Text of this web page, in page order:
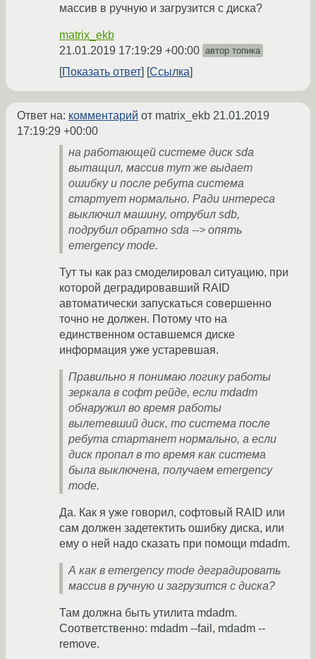
массив в ручную и загрузится с диска?
matrix_ekb
21.01.2019 17:19:29 +00:00 автор топика
Показать ответ Ссылка
Ответ на: комментарий от matrix_ekb 21.01.2019
17:19:29 +00:00
на работающей системе диск sda
вытащил, массив тут же выдает
ошибку и после ребута система
стартует нормально. Ради интереса
выключил машину, отрубил sdb,
подрубил обратно sda --> опять
emergency mode.
Тут ты как раз смоделировал ситуацию, при
которой деградировавший RAID
автоматически запускаться совершенно
точно не должен. Потому что на
единственном оставшемся диске
информация уже устаревшая.
Правильно я понимаю логику работы
зеркала в софт рейде, если mdadm
обнаружил во время работы
вылетевший диск, то система после
ребута стартанет нормально, а если
диск пропал в то время как система
была выключена, получаем emergency
mode.
Да. Как я уже говорил, софтовый RAID или
сам должен задетектить ошибку диска, или
ему о ней надо сказать при помощи mdadm.
А как в emergency mode деградировать
массив в ручную и загрузится с диска?
Там должна быть утилита mdadm.
Соответственно: mdadm --fail, mdadm --
remove.